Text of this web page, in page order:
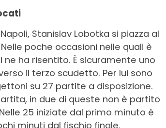
Stanislav Lobotka si piazza al
poche occasioni nelle quali è
ha risentito. È sicuramente uno
il terzo scudetto. Per lui sono
su 27 partite a disposizione.
in due di queste non è partito
25 iniziate dal primo minuto è
minuti dal fischio finale.